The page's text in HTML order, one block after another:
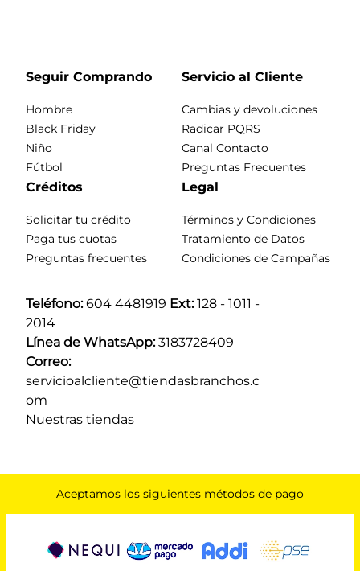
Seguir Comprando
Hombre
Black Friday
Niño
Fútbol
Servicio al Cliente
Cambias y devoluciones
Radicar PQRS
Canal Contacto
Preguntas Frecuentes
Créditos
Solicitar tu crédito
Paga tus cuotas
Preguntas frecuentes
Legal
Términos y Condiciones
Tratamiento de Datos
Condiciones de Campañas
Teléfono: 604 4481919 Ext: 128 - 1011 -
2014
Línea de WhatsApp: 3183728409
Correo:
servicioalcliente@tiendasbranchos.c
om
Nuestras tiendas
Aceptamos los siguientes métodos de pago